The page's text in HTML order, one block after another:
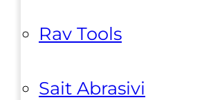
Rav Tools
Sait Abrasivi